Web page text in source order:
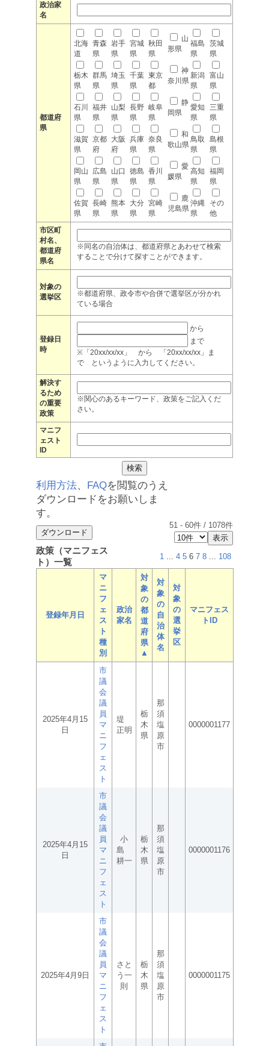
政治家
名
都道府
県
北海
道
青森
県
岩手
県
宮城
県
秋田
県
山
形県
福島
県
茨城
県
栃木
県
群馬
県
埼玉
県
千葉
県
東京
都
神
奈川県
新潟
県
富山
県
石川
県
福井
県
山梨
県
長野
県
岐阜
県
静
岡県
愛知
県
三重
県
滋賀
県
京都
府
大阪
府
兵庫
県
奈良
県
和
歌山県
鳥取
県
島根
県
岡山
県
広島
県
山口
県
徳島
県
香川
県
愛
媛県
高知
県
福岡
県
佐賀
県
長崎
県
熊本
県
大分
県
宮崎
県
鹿
児島県
沖縄
県
その
他
市区町
村名、
都道府
県名
※同名の自治体は、都道府県とあわせて検索
することで分けて探すことができます。
対象の
選挙区
※都道府県、政令市や合併で選挙区が分かれ
ている場合
登録日
時
から
まで
※「20xx/xx/xx」 から 「20xx/xx/xx」ま
で というように入力してください。
解決す
るため
の重要
政策
※関心のあるキーワード、政策をご記入くだ
さい。
マニフ
ェスト
ID
利用方法、 FAQを閲覧のうえ
ダウンロードをお願いしま
す。
51 - 60件 / 1078件
政策（マニフェス
ト）一覧
1 ... 4 5 6 7 8 ... 108
登録年月日
マ
ニ
フ
ェ
ス
ト
種
別
政治
家名
対
象
の
都
道
府
県
▲
対
象
の
自
治
体
名
対
象
の
選
挙
区
マニフェス
トID
2025年4月15
日
市
議
会
議
員
マ
ニ
フ
ェ
ス
ト
堤
正明
栃
木
県
那
須
塩
原
市
0000001177
2025年4月15
日
市
議
会
議
員
マ
ニ
フ
ェ
ス
ト
小
島
耕一
栃
木
県
那
須
塩
原
市
0000001176
2025年4月9日
市
議
会
議
員
マ
ニ
フ
ェ
ス
ト
さと
う一
則
栃
木
県
那
須
塩
原
市
0000001175